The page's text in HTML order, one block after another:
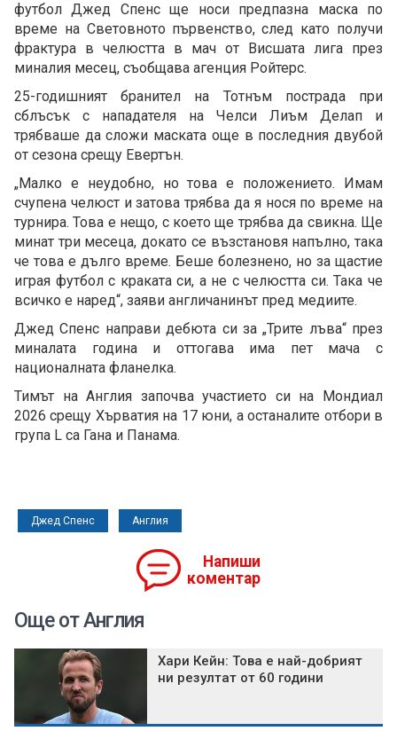
футбол Джед Спенс ще носи предпазна маска по
време на Световното първенство, след като получи
фрактура в челюстта в мач от Висшата лига през
миналия месец, съобщава агенция Ройтерс.
25-годишният бранител на Тотнъм пострада при
сблъсък с нападателя на Челси Лиъм Делап и
трябваше да сложи маската още в последния двубой
от сезона срещу Евертън.
„Малко е неудобно, но това е положението. Имам
счупена челюст и затова трябва да я нося по време на
турнира. Това е нещо, с което ще трябва да свикна. Ще
минат три месеца, докато се възстановя напълно, така
че това е дълго време. Беше болезнено, но за щастие
играя футбол с краката си, а не с челюстта си. Така че
всичко е наред“, заяви англичанинът пред медиите.
Джед Спенс направи дебюта си за „Трите лъва“ през
миналата година и оттогава има пет мача с
националната фланелка.
Тимът на Англия започва участието си на Мондиал
2026 срещу Хърватия на 17 юни, а останалите отбори в
група L са Гана и Панама.
Джед Спенс Англия
Напиши
коментар
Още от Англия
Хари Кейн: Това е най-добрият
ни резултат от 60 години